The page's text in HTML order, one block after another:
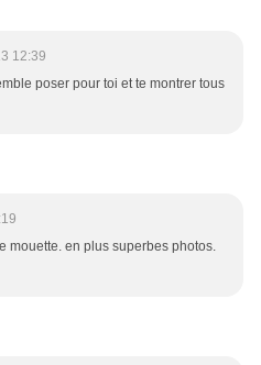
12:39
poser pour toi et te montrer tous
mouette. en plus superbes photos.